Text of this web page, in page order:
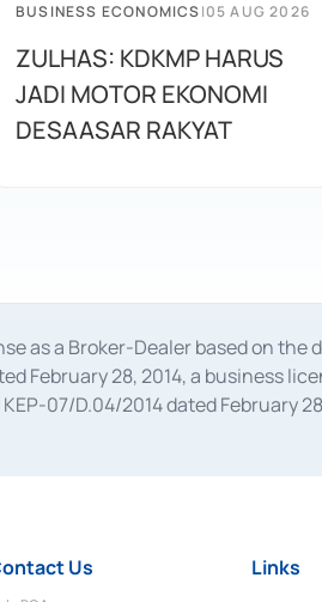
BUSINESS ECONOMICS|05 AUG 2026
ZULHAS: KDKMP HARUS
JADI MOTOR EKONOMI
DESAASAR RAKYAT
as a Broker-Dealer based on
February 28, 2014, a business
07/D.04/2014 dated
of the Financial Services
license was issued in 2018.
Us Links